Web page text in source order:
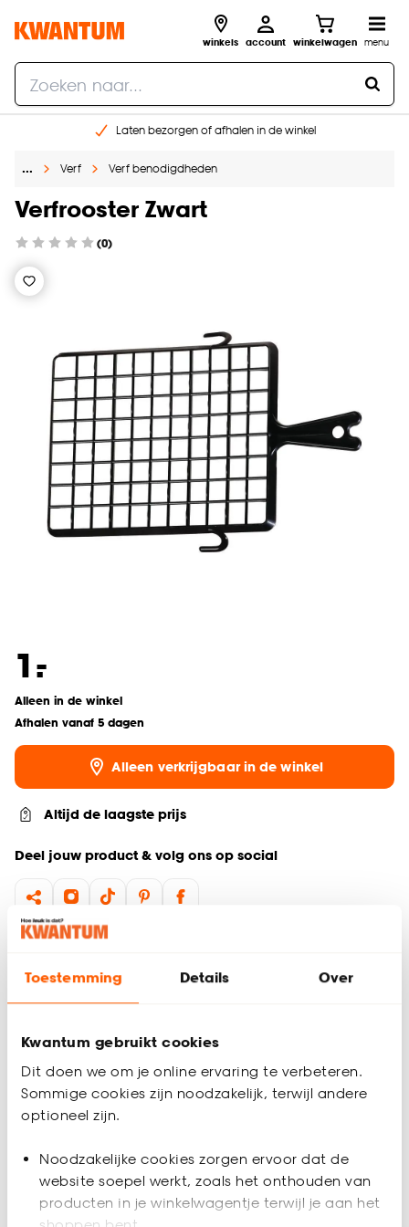
Toestemming Details Over
Kwantum gebruikt cookies
Dit doen we om je online ervaring te verbeteren.
Sommige cookies zijn noodzakelijk, terwijl andere
optioneel zijn.
Noodzakelijke cookies zorgen ervoor dat de
website soepel werkt, zoals het onthouden van
producten in je winkelwagentje terwijl je aan het
winkels account winkelwagen menu
Laten bezorgen of afhalen in de winkel
Gratis raam advies en inmeten aan huis
… Verf Verf benodigdheden
Verfrooster Zwart
(0)
1.
-
Alleen in de winkel
Afhalen vanaf 5 dagen
Alleen verkrijgbaar in de winkel
Altijd de laagste prijs
Deel jouw product & volg ons op social
Middelgrote verfrooster is geschikt voor een verfemmer van 7
Artikelnummer 0381026
EAN nummer
Kleur Zwart
Materiaal
Beoordelingen